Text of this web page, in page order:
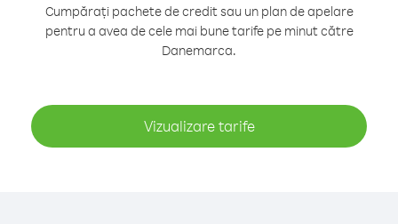
Cumpărați pachete de credit sau un plan de apelare
pentru a avea de cele mai bune tarife pe minut către
Danemarca.
Vizualizare tarife